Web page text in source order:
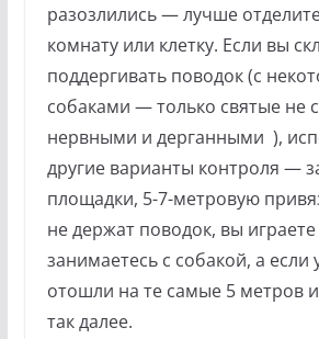
разозлились — лучше
комнату или клетку. Если вы
поддергивать поводок (с
собаками — только святые не
нервными и дерганными ),
другие варианты контроля —
площадки, 5-7-метровую
не держат поводок, вы
занимаетесь с собакой, а если
отошли на те самые 5 метров
так далее.